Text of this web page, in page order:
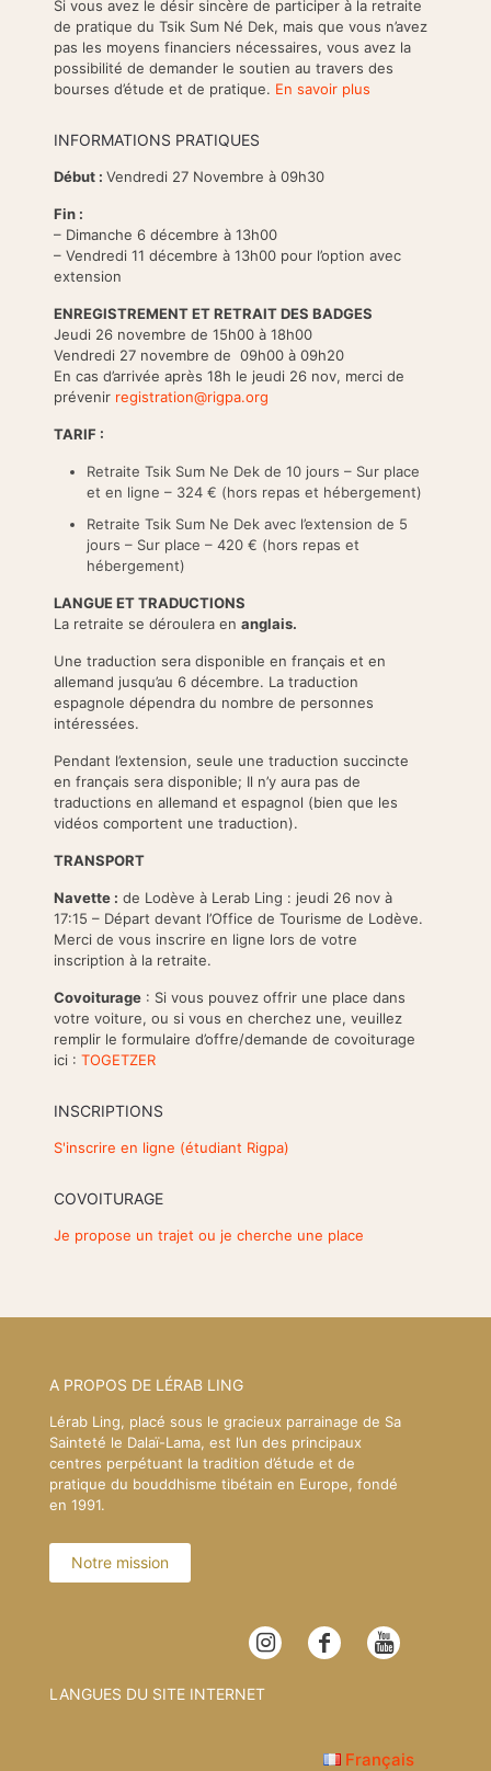
Si vous avez le désir sincère de participer à la retraite
de pratique du Tsik Sum Né Dek, mais que vous n’avez
pas les moyens financiers nécessaires, vous avez la
possibilité de demander le soutien au travers des
bourses d’étude et de pratique. En savoir plus
INFORMATIONS PRATIQUES
Début : Vendredi 27 Novembre à 09h30
Fin :
– Dimanche 6 décembre à 13h00
– Vendredi 11 décembre à 13h00 pour l’option avec
extension
ENREGISTREMENT ET RETRAIT DES BADGES
Jeudi 26 novembre de 15h00 à 18h00
Vendredi 27 novembre de 09h00 à 09h20
En cas d’arrivée après 18h le jeudi 26 nov, merci de
prévenir registration@rigpa.org
TARIF :
Retraite Tsik Sum Ne Dek de 10 jours – Sur place
et en ligne – 324 € (hors repas et hébergement)
Retraite Tsik Sum Ne Dek avec l’extension de 5
jours – Sur place – 420 € (hors repas et
hébergement)
LANGUE ET TRADUCTIONS
La retraite se déroulera en anglais.
Une traduction sera disponible en français et en
allemand jusqu’au 6 décembre. La traduction
espagnole dépendra du nombre de personnes
intéressées.
Pendant l’extension, seule une traduction succincte
en français sera disponible; Il n’y aura pas de
traductions en allemand et espagnol (bien que les
vidéos comportent une traduction).
TRANSPORT
Navette : de Lodève à Lerab Ling : jeudi 26 nov à
17:15 – Départ devant l’Office de Tourisme de Lodève.
Merci de vous inscrire en ligne lors de votre
inscription à la retraite.
Covoiturage : Si vous pouvez offrir une place dans
votre voiture, ou si vous en cherchez une, veuillez
remplir le formulaire d’offre/demande de covoiturage
ici : TOGETZER
INSCRIPTIONS
S'inscrire en ligne (étudiant Rigpa)
COVOITURAGE
Je propose un trajet ou je cherche une place
A PROPOS DE LÉRAB LING
Lérab Ling, placé sous le gracieux parrainage de Sa
Sainteté le Dalaï-Lama, est l’un des principaux
centres perpétuant la tradition d’étude et de
pratique du bouddhisme tibétain en Europe, fondé
en 1991.
Notre mission
LANGUES DU SITE INTERNET
Français